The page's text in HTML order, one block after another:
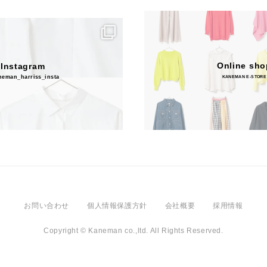
Instagram Online
KANEMAN E-STORE
お問い合わせ 個人情報保護方針 会社概要 採用情報
Copyright © Kaneman co.,ltd. All Rights Reserved.